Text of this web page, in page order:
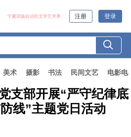
宁夏回族自治区文学艺术界 注册 登录
美术 摄影 书法 民间文艺 电影电
支部开展“严守纪律底
线”主题党日活动